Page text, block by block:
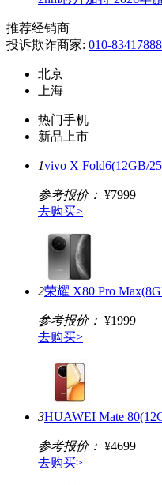
推荐经销商
投诉欺诈商家: 010-
北京
上海
热门手机
新品上市
1vivo X Fold6(12GB/
参考报价： ¥7999
去购买>
2荣耀 X80 Pro
参考报价： ¥1999
去购买>
3HUAWEI Mate
参考报价： ¥4699
去购买>